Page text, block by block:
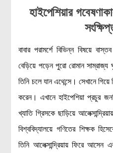
হাইপেশিয়ার
বাবার পরামর্শে বিভিন্ন বিষয়ে
বেড়িয়ে পড়েন পুরো রোমান
তিনি চলে যান এথেন্সে। সেখানে
করেন। এখানে হাইপেশিয়া প্রচুর
খ্যাতি গ্রিসকে ছাড়িয়ে
বিশ্ববিদ্যালয়ে গণিতের শিক্ষক
তিনি আলেক্সান্দ্রিয়ায় ফিরে আসেন